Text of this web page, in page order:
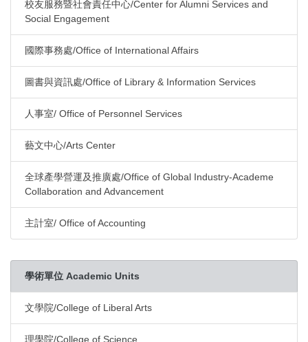
校友服務暨社會責任中心/Center for Alumni Services and
Social Engagement
國際事務處/Office of International Affairs
圖書與資訊處/Office of Library & Information Services
人事室/ Office of Personnel Services
藝文中心/Arts Center
全球產學營運及推廣處/Office of Global Industry-Academe
Collaboration and Advancement
主計室/ Office of Accounting
學術單位 Academic Units
文學院/College of Liberal Arts
理學院/College of Science